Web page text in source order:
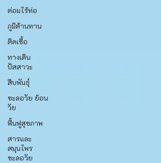
ต่อมไร้ท่อ
ภูมิต้านทาน
ติดเชื้อ
ทางเดิน
ปัสสาวะ
สืบพันธุ์
ชะลอวัย ย้อน
วัย
ฟื้นฟูสุขภาพ
สารและ
สมุนไพร
ชะลอวัย